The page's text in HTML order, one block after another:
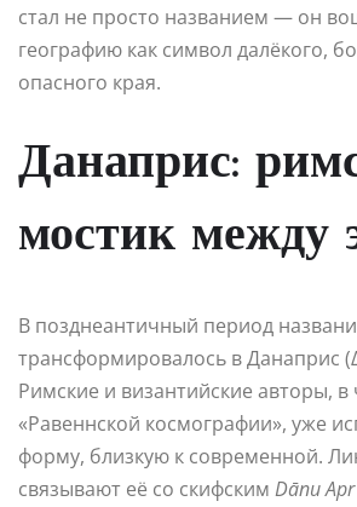
стал не просто названием — он
географию как символ далёкого,
опасного края.
Данаприс:
мостик между
В позднеантичный период
трансформировалось в Данаприс
Римские и византийские авторы, в
«Равеннской космографии», уже
форму, близкую к современной.
связывают её со скифским Dānu Apr